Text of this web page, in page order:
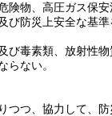
険物、高圧ガス保安
防災上安全な基
び毒素類、放射性
らない。
つつ、協力して、